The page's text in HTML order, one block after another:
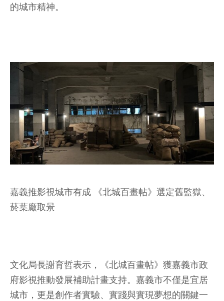
的城市精神。
嘉義推影視城市有成 《北城百畫帖》選定舊監獄、
菸葉廠取景
文化局長謝育哲表示，《北城百畫帖》獲嘉義市政
府影視推動發展補助計畫支持。嘉義市不僅是宜居
城市，更是創作者實驗、實踐與實現夢想的關鍵一